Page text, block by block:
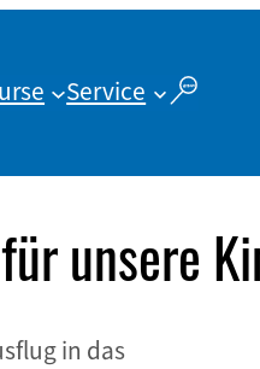
Service
unsere
in das